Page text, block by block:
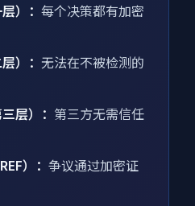
）： 每个决策都有加密
）： 无法在不被检测的
层）： 第三方无需信任
）： 争议通过加密证